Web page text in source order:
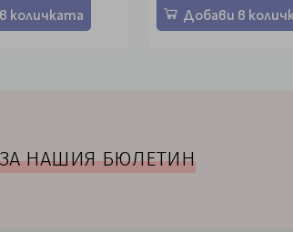
количката Добави в
НАШИЯ БЮЛЕТИН